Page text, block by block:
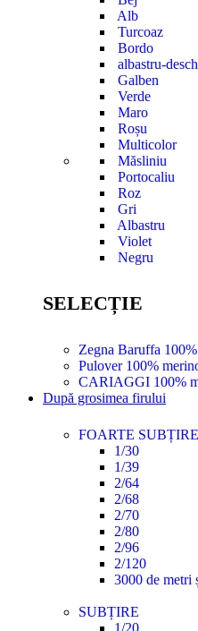
Alb
Turcoaz
Bordo
albastru-
Galben
Verde
Maro
Roșu
Multicolor
Măsliniu
Portocaliu
Roz
Gri
Albastru
Violet
Negru
SELECȚIE
Zegna Baruffa
Pulover 100%
CARIAGGI 100%
După grosimea firului
FOARTE SUBȚIRE
1/30
1/39
2/64
2/68
2/70
2/80
2/96
2/120
3000 de metri
SUBȚIRE
1/20